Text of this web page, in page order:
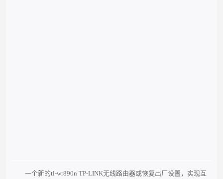
一个新的tl-wr890n TP-LINK无线路由器或恢复出厂设置，实现互